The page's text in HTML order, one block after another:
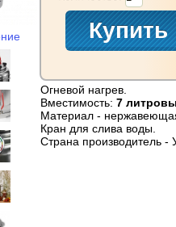
Огневой нагрев.
Вместимость:7
Материал -
Кран для слива воды.
Страна производитель -